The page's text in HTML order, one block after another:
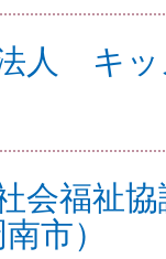
人 キッ
会福祉
市）